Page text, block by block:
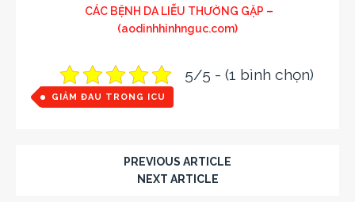
CÁC BỆNH DA LIỄU THƯỜNG GẶP –
(aodinhhinhnguc.com)
5/5 - (1 bình chọn)
GIẢM ĐAU TRONG ICU
PREVIOUS ARTICLE
NEXT ARTICLE